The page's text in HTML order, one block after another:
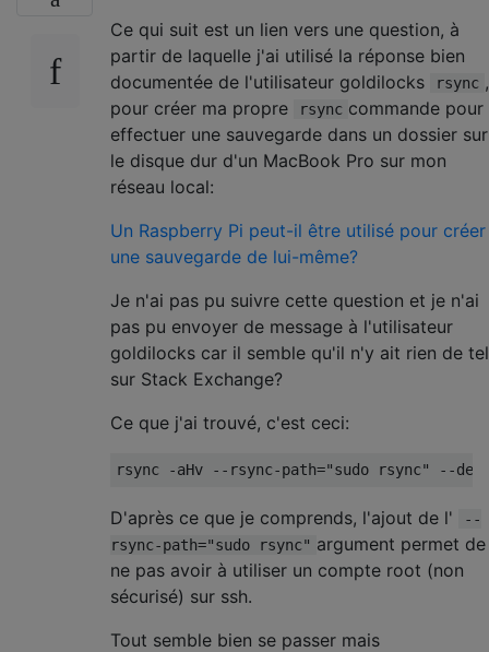
Ce qui suit est un lien vers une question, à
partir de laquelle j'ai utilisé la réponse bien
documentée de l'utilisateur goldilocks
rsync ,
pour créer ma propre
rsync commande pour
effectuer une sauvegarde dans un dossier sur
le disque dur d'un MacBook Pro sur mon
réseau local:
Un Raspberry Pi peut-il être utilisé pour créer
une sauvegarde de lui-même?
Je n'ai pas pu suivre cette question et je n'ai
pas pu envoyer de message à l'utilisateur
goldilocks car il semble qu'il n'y ait rien de tel
sur Stack Exchange?
Ce que j'ai trouvé, c'est ceci:
D'après ce que je comprends, l'ajout de l'
--
rsync-path="sudo rsync" argument permet de
ne pas avoir à utiliser un compte root (non
sécurisé) sur ssh.
Tout semble bien se passer mais